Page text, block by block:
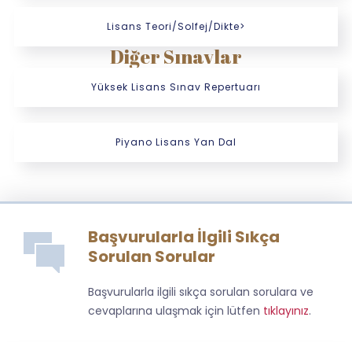
Lisans Teori/Solfej/Dikte>
Diğer Sınavlar
Yüksek Lisans Sınav Repertuarı
Piyano Lisans Yan Dal
Başvurularla İlgili Sıkça
Sorulan Sorular
Başvurularla ilgili sıkça sorulan sorulara ve
cevaplarına ulaşmak için lütfen tıklayınız.